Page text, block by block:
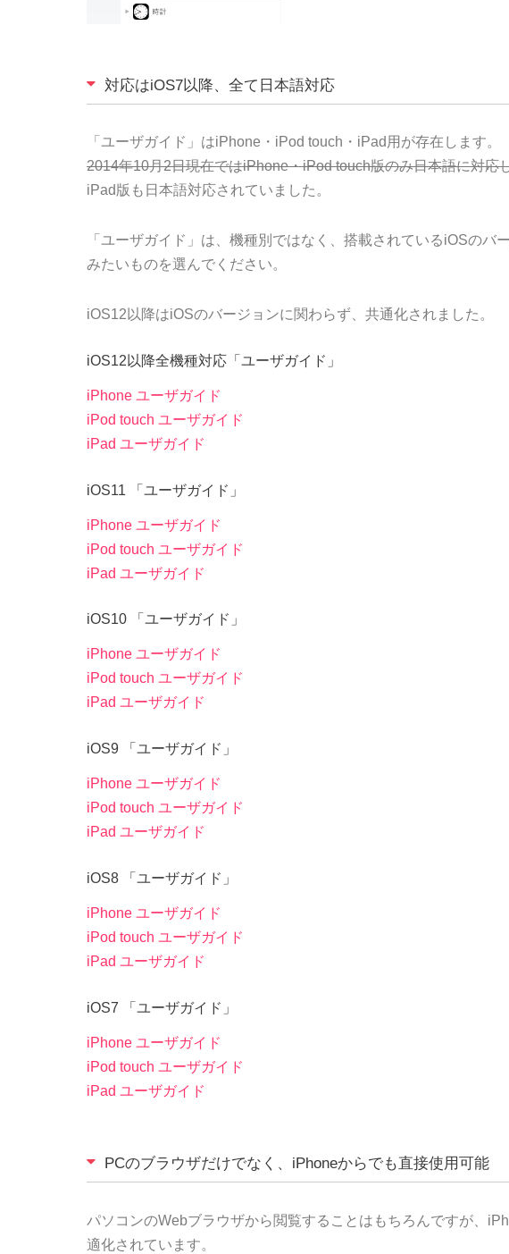
対応はiOS7以降、全て日本語対応
「ユーザガイド」はiPhone・iPod touch・iPad用が存在します。
2014年10月2日現在ではiPhone・iPod touch版のみ日本語に対応
iPad版も日本語対応されていました。
「ユーザガイド」は、機種別ではなく、搭載されているiOSのバ
みたいものを選んでください。
iOS12以降はiOSのバージョンに関わらず、共通化されました。
iOS12以降全機種対応「ユーザガイド」
iPhone ユーザガイド
iPod touch ユーザガイド
iPad ユーザガイド
iOS11 「ユーザガイド」
iPhone ユーザガイド
iPod touch ユーザガイド
iPad ユーザガイド
iOS10 「ユーザガイド」
iPhone ユーザガイド
iPod touch ユーザガイド
iPad ユーザガイド
iOS9 「ユーザガイド」
iPhone ユーザガイド
iPod touch ユーザガイド
iPad ユーザガイド
iOS8 「ユーザガイド」
iPhone ユーザガイド
iPod touch ユーザガイド
iPad ユーザガイド
iOS7 「ユーザガイド」
iPhone ユーザガイド
iPod touch ユーザガイド
iPad ユーザガイド
PCのブラウザだけでなく、iPhoneからでも直接使用可能
パソコンのWebブラウザから閲覧することはもちろんですが、
適化されています。